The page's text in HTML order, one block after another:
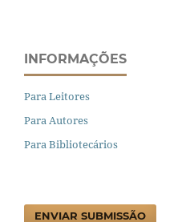
INFORMAÇÕES
Para Leitores
Para Autores
Para Bibliotecários
ENVIAR SUBMISSÃO